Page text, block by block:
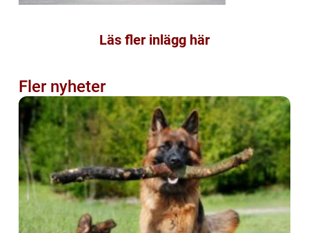
Läs fler inlägg här
Fler nyheter